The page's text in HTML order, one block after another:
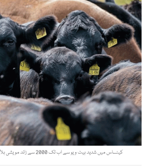
کینساس میں شدید ہیٹ ویو سے اب تک 2000 سے زائد مویشی ہلاک ہوچکے ہیں۔ فوٹو: فائل